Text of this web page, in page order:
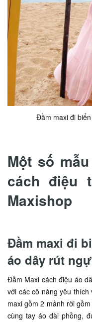
Đầm maxi đi
Một số
cách điệu
Maxishop
Đầm maxi đi
áo dây rút
Đầm Maxi cách điệu áo
với các cô nàng yêu
maxi gồm 2 mảnh rời
cùng tay áo dài phồng,